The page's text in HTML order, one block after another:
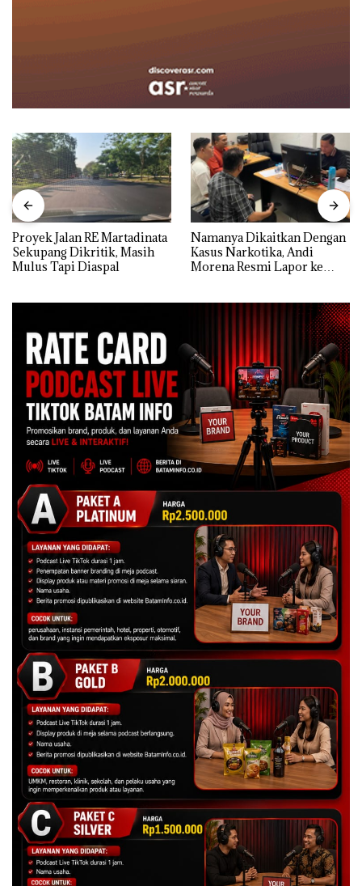
Proyek Jalan RE Martadinata
Sekupang Dikritik, Masih
Mulus Tapi Diaspal
Namanya Dikaitkan Dengan
Kasus Narkotika, Andi
Morena Resmi Lapor ke